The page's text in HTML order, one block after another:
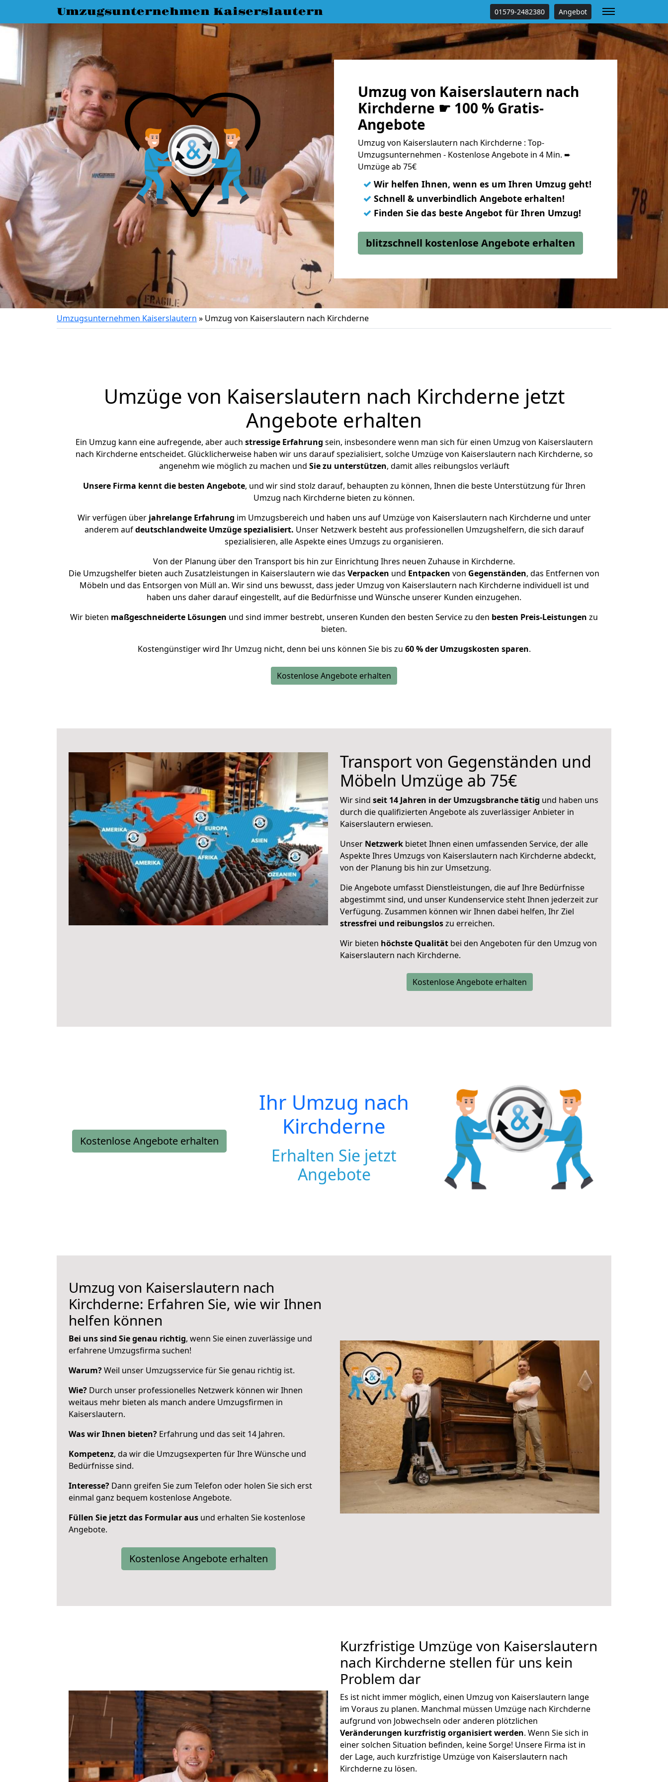
Umzugsunternehmen Kaiserslautern 01579-2482380 Angebot
Umzug von Kaiserslautern nach
Kirchderne ☛ 100 % Gratis-
Angebote
Umzug von Kaiserslautern nach Kirchderne : Top-
Umzugsunternehmen - Kostenlose Angebote in 4 Min. ➨
Umzüge ab 75€
✓ Wir helfen Ihnen, wenn es um Ihren Umzug geht!
✓ Schnell & unverbindlich Angebote erhalten!
✓ Finden Sie das beste Angebot für Ihren Umzug!
blitzschnell kostenlose Angebote erhalten
Umzugsunternehmen Kaiserslautern » Umzug von Kaiserslautern nach Kirchderne
Umzüge von Kaiserslautern nach Kirchderne jetzt
Angebote erhalten
Ein Umzug kann eine aufregende, aber auch stressige Erfahrung sein, insbesondere wenn man sich für einen Umzug von Kaiserslautern
nach Kirchderne entscheidet. Glücklicherweise haben wir uns darauf spezialisiert, solche Umzüge von Kaiserslautern nach Kirchderne, so
angenehm wie möglich zu machen und Sie zu unterstützen, damit alles reibungslos verläuft
Unsere Firma kennt die besten Angebote, und wir sind stolz darauf, behaupten zu können, Ihnen die beste Unterstützung für Ihren
Umzug nach Kirchderne bieten zu können.
Wir verfügen überjahrelange Erfahrung im Umzugsbereich und haben uns auf Umzüge von Kaiserslautern nach Kirchderne und unter
anderem aufdeutschlandweite Umzüge spezialisiert. Unser Netzwerk besteht aus professionellen Umzugshelfern, die sich darauf
spezialisieren, alle Aspekte eines Umzugs zu organisieren.
Von der Planung über den Transport bis hin zur Einrichtung Ihres neuen Zuhause in Kirchderne.
Die Umzugshelfer bieten auch Zusatzleistungen in Kaiserslautern wie das Verpacken und Entpacken von Gegenständen, das Entfernen von
Möbeln und das Entsorgen von Müll an. Wir sind uns bewusst, dass jeder Umzug von Kaiserslautern nach Kirchderne individuell ist und
haben uns daher darauf eingestellt, auf die Bedürfnisse und Wünsche unserer Kunden einzugehen.
Wir bieten maßgeschneiderte Lösungen und sind immer bestrebt, unseren Kunden den besten Service zu den besten Preis-Leistungen zu
bieten.
Kostengünstiger wird Ihr Umzug nicht, denn bei uns können Sie bis zu 60 % der Umzugskosten sparen.
Kostenlose Angebote erhalten
Transport von Gegenständen und
Möbeln Umzüge ab 75€
Wir sind seit 14 Jahren in der Umzugsbranche tätig und haben uns
durch die qualifizierten Angebote als zuverlässiger Anbieter in
Kaiserslautern erwiesen.
Unser Netzwerk bietet Ihnen einen umfassenden Service, der alle
Aspekte Ihres Umzugs von Kaiserslautern nach Kirchderne abdeckt,
von der Planung bis hin zur Umsetzung.
Die Angebote umfasst Dienstleistungen, die auf Ihre Bedürfnisse
abgestimmt sind, und unser Kundenservice steht Ihnen jederzeit zur
Verfügung. Zusammen können wir Ihnen dabei helfen, Ihr Ziel
stressfrei und reibungsloszu erreichen.
Wir bieten höchste Qualität bei den Angeboten für den Umzug von
Kaiserslautern nach Kirchderne.
Kostenlose Angebote erhalten
Kostenlose Angebote erhalten
Ihr Umzug nach
Kirchderne
Erhalten Sie jetzt
Angebote
Umzug von Kaiserslautern nach
Kirchderne: Erfahren Sie, wie wir Ihnen
helfen können
Bei uns sind Sie genau richtig, wenn Sie einen zuverlässige und
erfahrene Umzugsfirma suchen!
Warum?Weil unser Umzugsservice für Sie genau richtig ist.
Wie? Durch unser professionelles Netzwerk können wir Ihnen
weitaus mehr bieten als manch andere Umzugsfirmen in
Kaiserslautern.
Was wir Ihnen bieten? Erfahrung und das seit 14 Jahren.
Kompetenz, da wir die Umzugsexperten für Ihre Wünsche und
Bedürfnisse sind.
Interesse? Dann greifen Sie zum Telefon oder holen Sie sich erst
einmal ganz bequem kostenlose Angebote.
Füllen Sie jetzt das Formular aus und erhalten Sie kostenlose
Angebote.
Kostenlose Angebote erhalten
Kurzfristige Umzüge von Kaiserslautern
nach Kirchderne stellen für uns kein
Problem dar
Es ist nicht immer möglich, einen Umzug von Kaiserslautern lange
im Voraus zu planen. Manchmal müssen Umzüge nach Kirchderne
aufgrund von Jobwechseln oder anderen plötzlichen
Veränderungen kurzfristig organisiert werden. Wenn Sie sich in
einer solchen Situation befinden, keine Sorge! Unsere Firma ist in
der Lage, auch kurzfristige Umzüge von Kaiserslautern nach
Kirchderne zu lösen.